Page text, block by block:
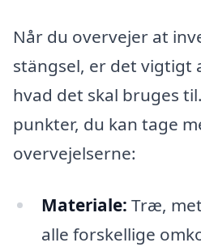
Når du overvejer at
stängsel, er det vigtigt
hvad det skal bruges
punkter, du kan tage
overvejelserne:
Materiale: Træ,
alle forskellige